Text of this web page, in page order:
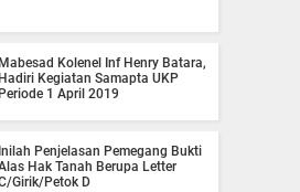
Mabesad Kolenel Inf Henry Batara,
Hadiri Kegiatan Samapta UKP
Periode 1 April 2019
Inilah Penjelasan Pemegang Bukti
Hak Tanah Berupa Letter
Girik/Petok D